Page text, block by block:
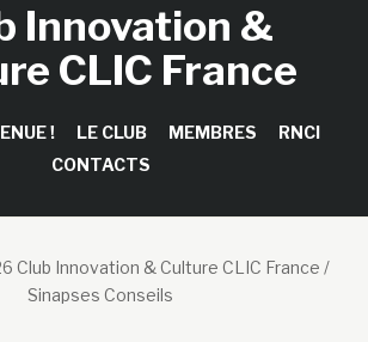
Innovation &
CLIC France
! LE CLUB MEMBRES
RNCI
CONTACTS
Club Innovation & Culture CLIC France /
Sinapses Conseils